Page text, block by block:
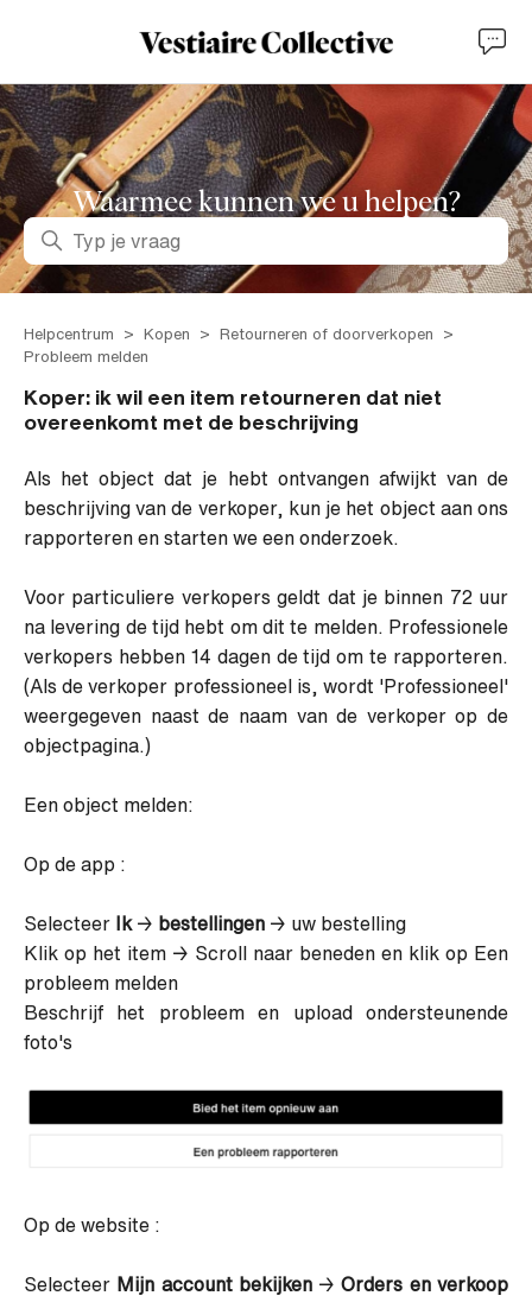
Waarmee kunnen we u helpen?
Zoeken
Helpcentrum Kopen
Retourneren of doorverkopen
Probleem melden
Koper: ik wil een item retourneren dat niet
overeenkomt met de beschrijving
Als het object dat je hebt ontvangen afwijkt van de
beschrijving van de verkoper, kun je het object aan ons
rapporteren en starten we een onderzoek.
Voor particuliere verkopers geldt dat je binnen 72 uur
na levering de tijd hebt om dit te melden. Professionele
verkopers hebben 14 dagen de tijd om te rapporteren.
(Als de verkoper professioneel is, wordt 'Professioneel'
weergegeven naast de naam van de verkoper op de
objectpagina.)
Een object melden:
Op de app :
Selecteer Ik→ bestellingen → uw bestelling
Klik op het item → Scroll naar beneden en klik op Een
probleem melden
Beschrijf het probleem en upload ondersteunende
foto's
Op de website :
Selecteer Mijn account bekijken→Orders en verkoop